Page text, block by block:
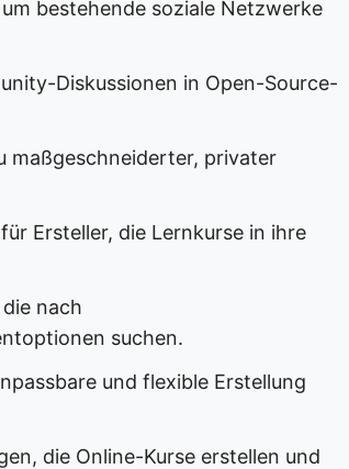
bestehende soziale Netzwerke
Diskussionen in Open-Source-
maßgeschneiderter, privater
Ersteller, die Lernkurse in ihre
nach
suchen.
und flexible Erstellung
die Online-Kurse erstellen und